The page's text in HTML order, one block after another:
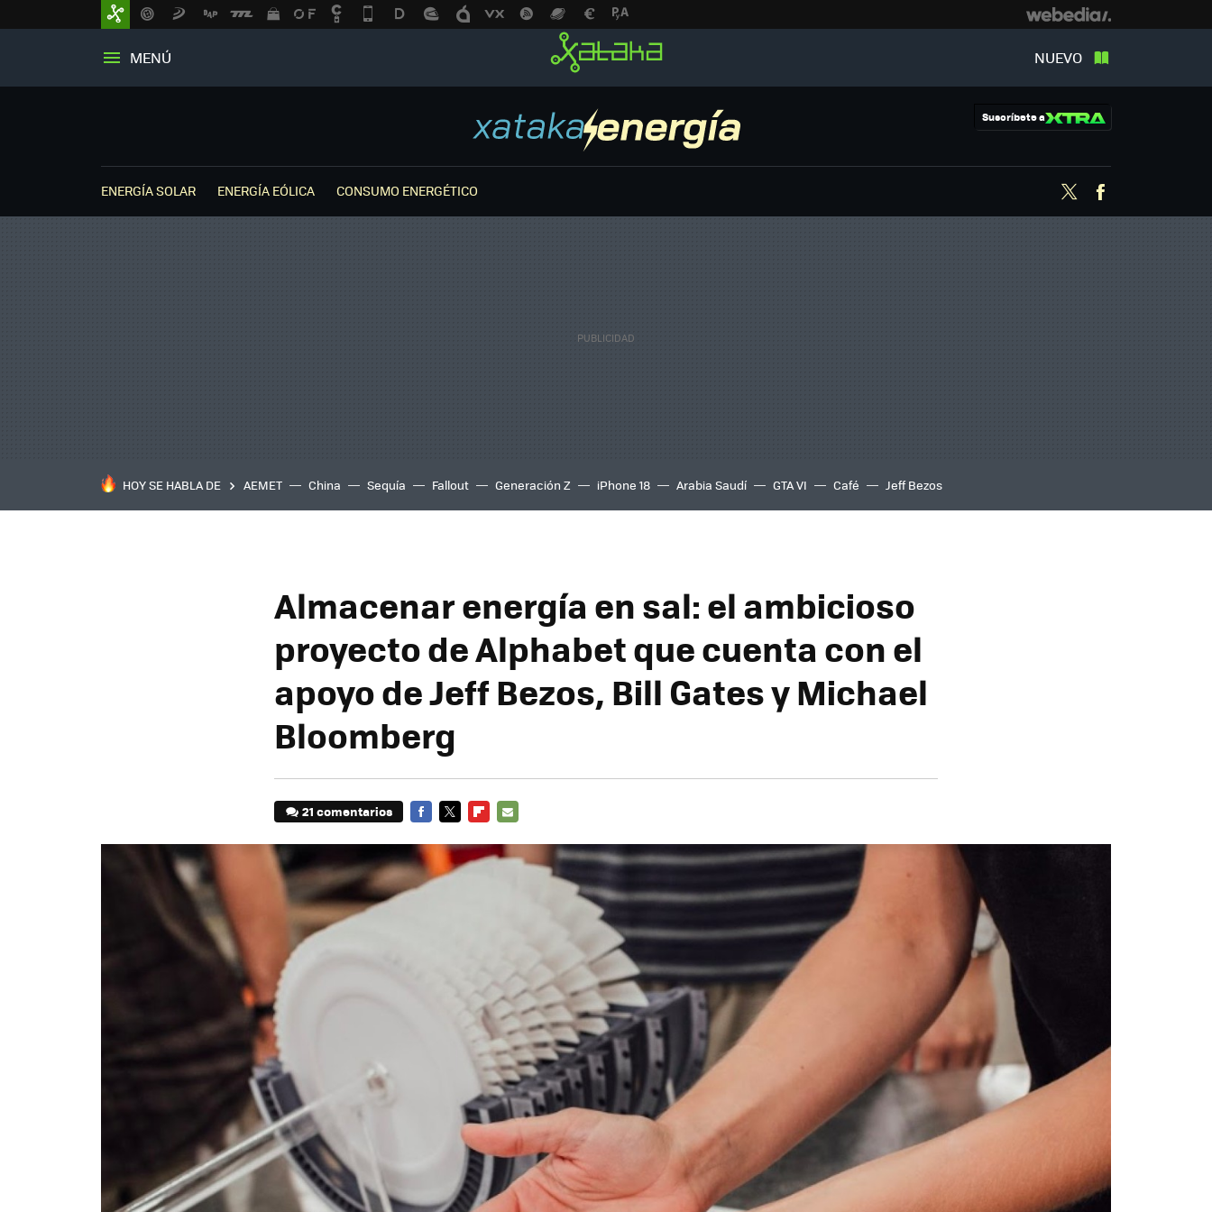
MENÚ NUEVO
Suscríbete a
ENERGÍA SOLAR ENERGÍA EÓLICA CONSUMO ENERGÉTICO Twitter
HOY SE HABLA DE AEMET China Sequía Fallout Generación Z iPhone 18 Arabia Saudí GTA VI Café Jeff Bezos
Almacenar energía en sal: el ambicioso
proyecto de Alphabet que cuenta con el
apoyo de Jeff Bezos, Bill Gates y Michael
Bloomberg
21 comentarios
MAIL